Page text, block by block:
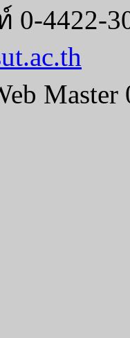
0-4422-
Master